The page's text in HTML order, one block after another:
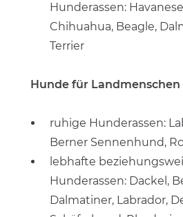
Hunderassen:
Chihuahua, Beagle,
Terrier
Hunde für Landmenschen
ruhige Hunderassen:
Berner Sennenhund,
lebhafte
Hunderassen: Dackel,
Dalmatiner, Labrador,